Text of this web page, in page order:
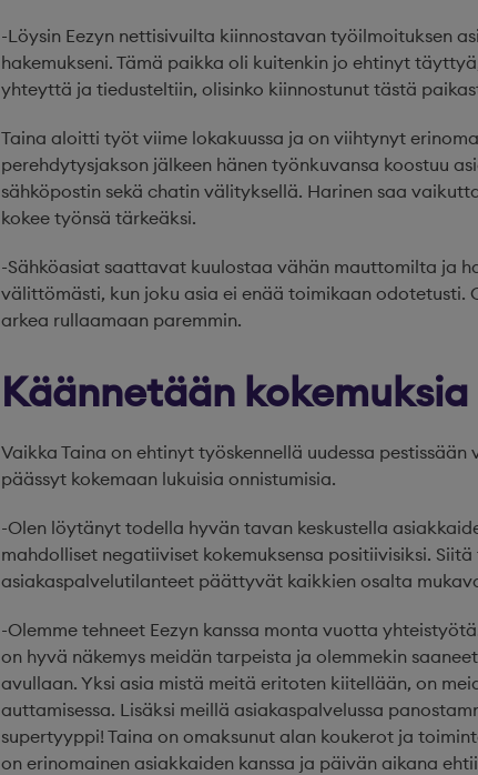
-Löysin Eezyn nettisivuilta kiinnostavan työilmoituksen
hakemukseni. Tämä paikka oli kuitenkin jo ehtinyt
yhteyttä ja tiedusteltiin, olisinko kiinnostunut tästä
Taina aloitti työt viime lokakuussa ja on viihtynyt
perehdytysjakson jälkeen hänen työnkuvansa koostuu
sähköpostin sekä chatin välityksellä. Harinen saa
kokee työnsä tärkeäksi.
-Sähköasiat saattavat kuulostaa vähän mauttomilta ja
välittömästi, kun joku asia ei enää toimikaan odotetusti.
arkea rullaamaan paremmin.
Käännetään
Vaikka Taina on ehtinyt työskennellä uudessa
päässyt kokemaan lukuisia onnistumisia.
-Olen löytänyt todella hyvän tavan keskustella
mahdolliset negatiiviset kokemuksensa positiivisiksi.
asiakaspalvelutilanteet päättyvät kaikkien osalta
-Olemme tehneet Eezyn kanssa monta vuotta
on hyvä näkemys meidän tarpeista ja olemmekin
avullaan. Yksi asia mistä meitä eritoten kiitellään, on
auttamisessa. Lisäksi meillä asiakaspalvelussa
supertyyppi! Taina on omaksunut alan koukerot ja
on erinomainen asiakkaiden kanssa ja päivän aikana